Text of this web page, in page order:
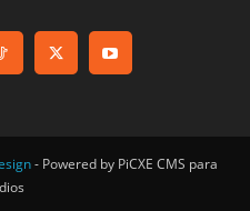
- Powered by PiCXE CMS para